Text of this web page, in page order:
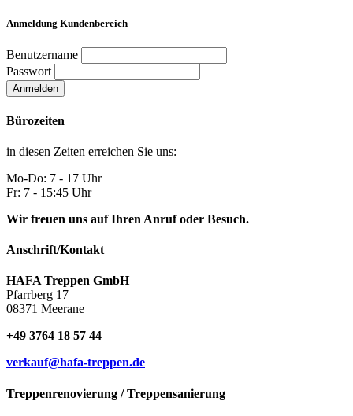
Anmeldung Kundenbereich
Benutzername
Passwort
Anmelden
Bürozeiten
in diesen Zeiten erreichen Sie uns:
Mo-Do: 7 - 17 Uhr
Fr: 7 - 15:45 Uhr
Wir freuen uns auf Ihren Anruf oder Besuch.
Anschrift/Kontakt
HAFA Treppen GmbH
Pfarrberg 17
08371 Meerane
+49 3764 18 57 44
verkauf@hafa-treppen.de
Treppenrenovierung / Treppensanierung